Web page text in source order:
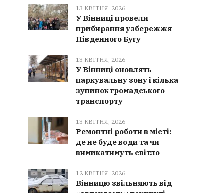
13 КВІТНЯ, 2026
У Вінниці провели
прибирання узбережжя
Південного Бугу
13 КВІТНЯ, 2026
У Вінниці оновлять
паркувальну зону і кілька
зупинок громадського
транспорту
13 КВІТНЯ, 2026
Ремонтні роботи в місті:
де не буде води та чи
вимикатимуть світло
12 КВІТНЯ, 2026
Вінницю звільняють від